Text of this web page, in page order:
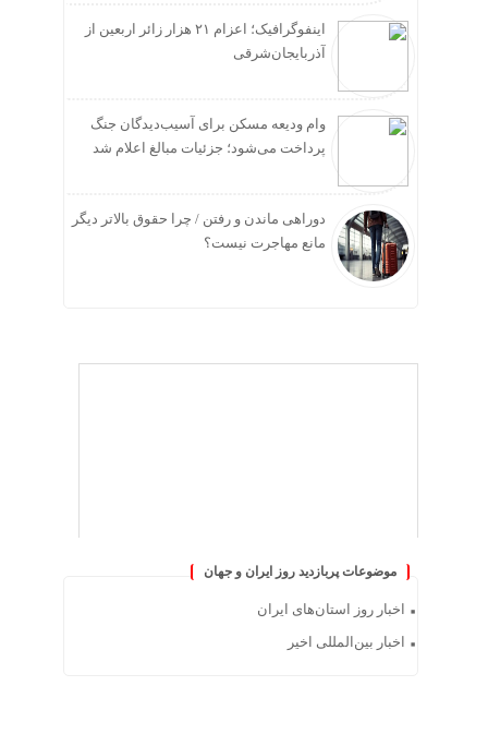
اینفوگرافیک؛ اعزام ۲۱ هزار زائر اربعین از
آذربایجان‌شرقی
وام ودیعه مسکن برای آسیب‌دیدگان جنگ
پرداخت می‌شود؛ جزئیات مبالغ اعلام شد
دوراهی ماندن و رفتن / چرا حقوق بالاتر دیگر
مانع مهاجرت نیست؟
موضوعات پربازدید روز ایران و جهان
اخبار روز استان‌های ایران
اخبار بین‌المللی اخیر